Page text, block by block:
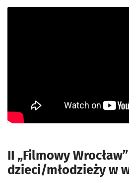
II „Filmowy
dzieci/młodzieży w